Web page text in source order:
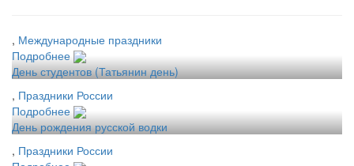
, Международные праздники
Подробнее
День студентов (Татьянин день)
, Праздники России
Подробнее
День рождения русской водки
, Праздники России